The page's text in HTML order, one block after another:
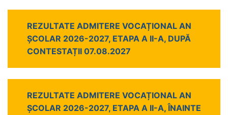
REZULTATE ADMITERE VOCAȚIONAL AN
ȘCOLAR 2026-2027, ETAPA A II-A, DUPĂ
CONTESTAȚII 07.08.2027
REZULTATE ADMITERE VOCAȚIONAL AN
ȘCOLAR 2026-2027, ETAPA A II-A, ÎNAINTE